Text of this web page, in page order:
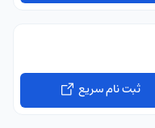
ثبت نام سریع